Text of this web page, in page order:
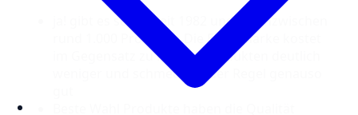
ja! gibt es schon seit 1982 und hat inzwischen
rund 1.000 Produkte. Die Eigenmarke kostet
im Gegensatz zu Markenprodukten deutlich
weniger und schmeckt in der Regel genauso